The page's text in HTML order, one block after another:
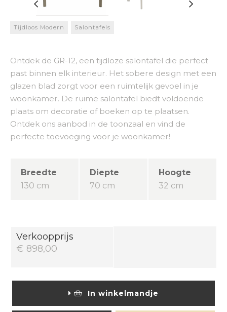
Tijdloos Modern Salontafels
Ontdek de GR-12, een tijdloze salontafel die perfect
past binnen elk interieur. Het sobere design met een
glazen blad zorgt voor een ruimtelijk gevoel in je
woonkamer. De ruime salontafel biedt voldoende
plaats om decoratie of boeken op te plaatsen.
Ontdek ons aanbod in de toonzaal en vind de
perfecte toevoeging voor je woonkamer!
Breedte
130 cm
Diepte
70 cm
Hoogte
32 cm
Verkoopprijs
€ 898,00
In winkelmandje